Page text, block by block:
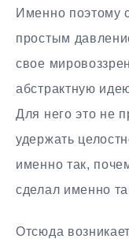
Именно поэтому
простым
свое
абстрактную
Для него это не
удержать
именно так,
сделал именно
Отсюда